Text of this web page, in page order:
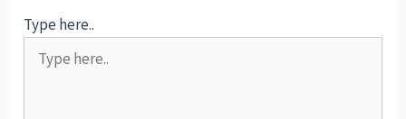
Type here..